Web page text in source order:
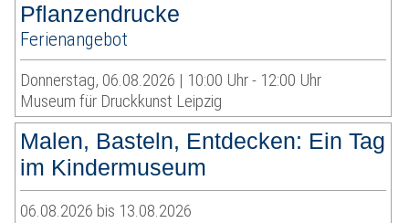
Pflanzendrucke
Ferienangebot
Donnerstag, 06.08.2026 | 10:00 Uhr - 12:00 Uhr
Museum für Druckkunst Leipzig
Malen, Basteln, Entdecken: Ein Tag
im Kindermuseum
06.08.2026 bis 13.08.2026